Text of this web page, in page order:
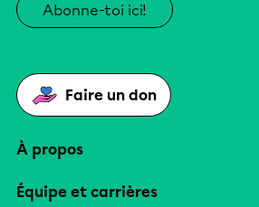
Abonne-toi ici!
Faire un don
À propos
Équipe et carrières